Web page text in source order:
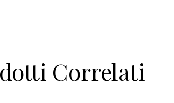
Correlati